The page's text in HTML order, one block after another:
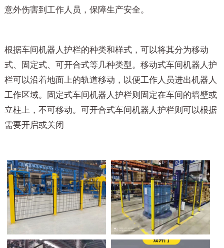
意外伤害到工作人员，保障生产安全。
根据车间机器人护栏的种类和样式，可以将其分为移动
式、固定式、可开合式等几种类型。移动式车间机器人护
栏可以沿着地面上的轨道移动，以便工作人员进出机器人
工作区域。固定式车间机器人护栏则固定在车间的墙壁或
立柱上，不可移动。可开合式车间机器人护栏则可以根据
需要开启或关闭